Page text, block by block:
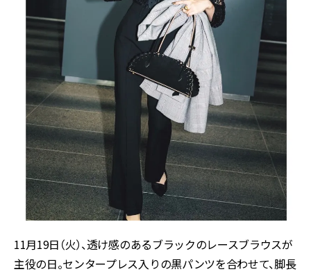
11月19日（火）、透け感のあるブラックのレースブラウスが
主役の日。センタープレス入りの黒パンツを合わせて、脚長